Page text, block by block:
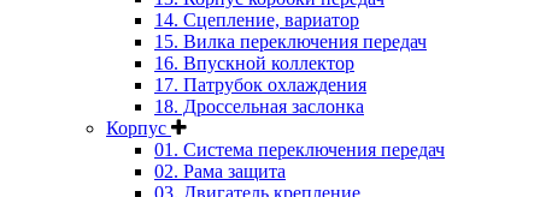
14. Сцепление, вариатор
15. Вилка переключения передач
16. Впускной коллектор
17. Патрубок охлаждения
18. Дроссельная заслонка
Корпус
01. Система переключения передач
02. Рама защита
03. Двигатель крепление